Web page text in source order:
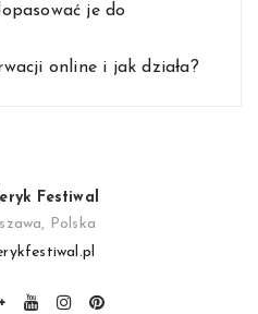
je do
online i jak działa?
Festiwal
Polska